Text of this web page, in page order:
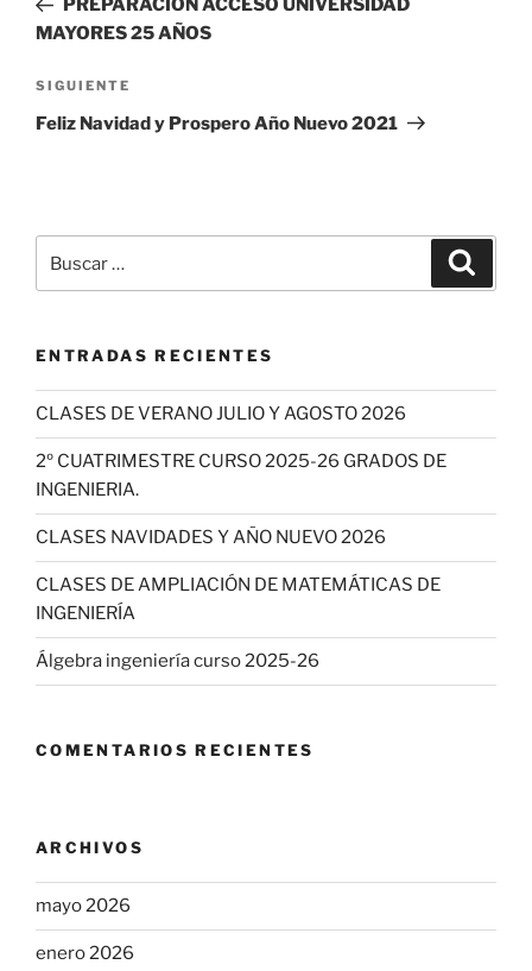
entradas
PREPARACIÓN ACCESO UNIVERSIDAD
MAYORES 25 AÑOS
Siguiente
entrada
SIGUIENTE
Feliz Navidad y Prospero Año Nuevo 2021
por:
ENTRADAS RECIENTES
CLASES DE VERANO JULIO Y AGOSTO 2026
2º CUATRIMESTRE CURSO 2025-26 GRADOS DE
INGENIERIA.
CLASES NAVIDADES Y AÑO NUEVO 2026
CLASES DE AMPLIACIÓN DE MATEMÁTICAS DE
INGENIERÍA
Álgebra ingeniería curso 2025-26
COMENTARIOS RECIENTES
ARCHIVOS
mayo 2026
enero 2026